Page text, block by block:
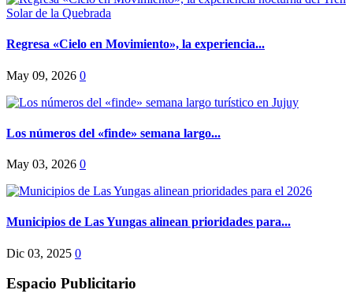
Regresa «Cielo en Movimiento», la experiencia...
May 09, 2026 0
Los números del «finde» semana largo...
May 03, 2026 0
Municipios de Las Yungas alinean prioridades para...
Dic 03, 2025 0
Espacio Publicitario